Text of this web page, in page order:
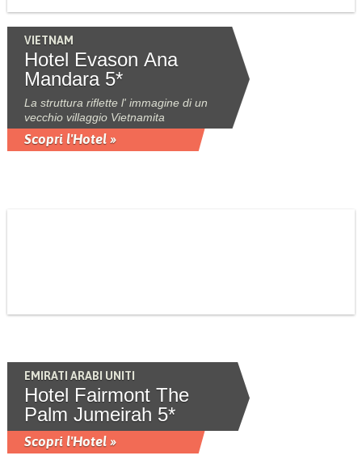
VIETNAM
Hotel Evason Ana
Mandara 5*
La struttura riflette l' immagine di un
vecchio villaggio Vietnamita
Scopri l'Hotel »
EMIRATI ARABI UNITI
Hotel Fairmont The
Palm Jumeirah 5*
Scopri l'Hotel »